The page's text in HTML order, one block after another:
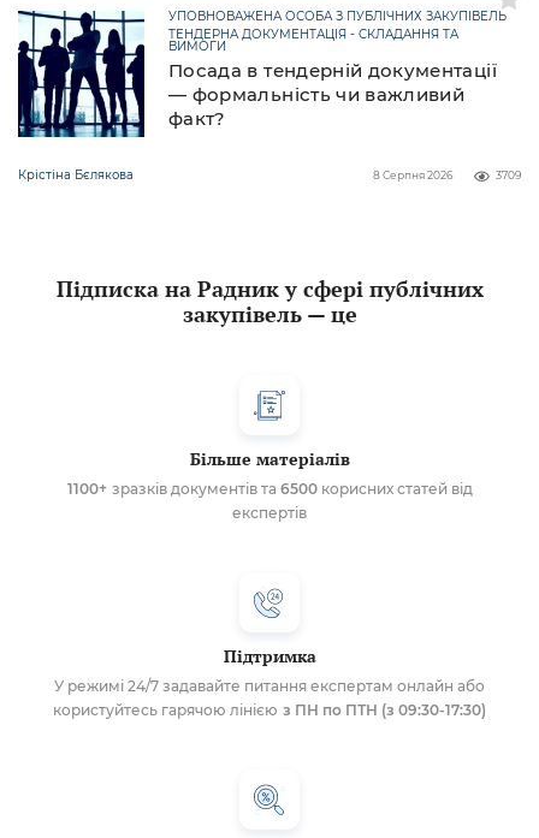
Посада в тендерній документації
— формальність чи важливий
факт?
УПОВНОВАЖЕНА ОСОБА З ПУБЛІЧНИХ ЗАКУПІВЕЛЬ
ТЕНДЕРНА ДОКУМЕНТАЦІЯ - СКЛАДАННЯ ТА
ВИМОГИ
Крістіна Бєлякова 3709
8 Серпня 2026
Підписка на Радник у сфері публічних
закупівель — це
Більше матеріалів
1100+ зразків документів та 6500корисних статей від
експертів
Підтримка
У режимі 24/7 задавайте питання експертам онлайн або
користуйтесь гарячою лінією з ПН по ПТН (з 09:30-17:30)